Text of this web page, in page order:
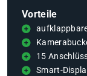
Vorteile
15
Smart-